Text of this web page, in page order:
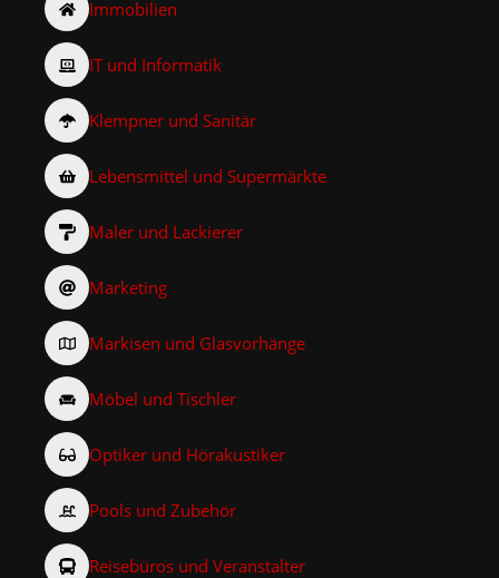
Immobilien
IT und Informatik
Klempner und Sanitär
Lebensmittel und Supermärkte
Maler und Lackierer
Marketing
Markisen und Glasvorhänge
Möbel und Tischler
Optiker und Hörakustiker
Pools und Zubehör
Reisebüros und Veranstalter